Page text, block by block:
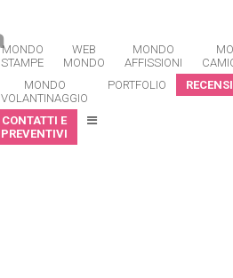
MONDO
STAMPE
WEB
MONDO
MONDO
AFFISSIONI
MONDO
VOLANTINAGGIO
PORTFOLIO
CONTATTI E
PREVENTIVI